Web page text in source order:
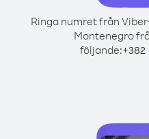
Ringa numret från
Montenegro
följande:+382